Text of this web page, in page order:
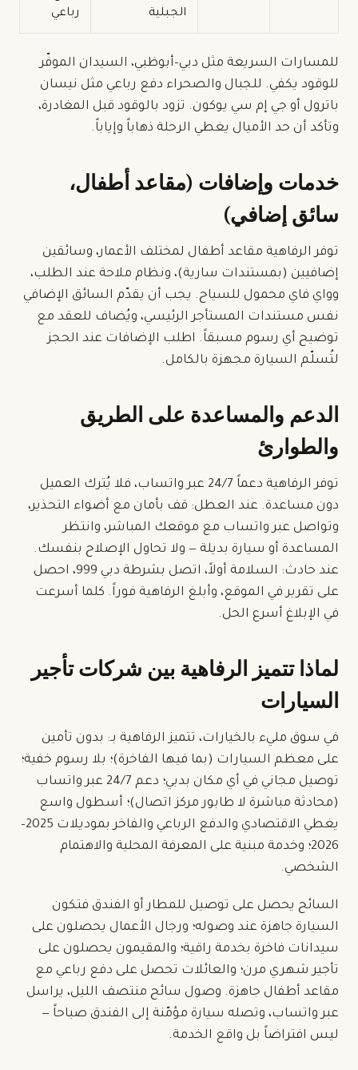
الجبلية
رباعي
للمسارات السريعة مثل دبي–أبوظبي، السيدان الموفّر
للوقود يكفي. للجبال والصحراء دفع رباعي مثل نيسان
باترول أو جي إم سي يوكون. تزود بالوقود قبل المغادرة،
وتأكد أن حد الأميال يغطي الرحلة ذهاباً وإياباً.
خدمات وإضافات (مقاعد أطفال،
سائق إضافي)
توفر الرفاهية مقاعد أطفال لمختلف الأعمار، وسائقين
إضافيين (بمستندات سارية)، ونظام ملاحة عند الطلب،
وواي فاي محمول للسياح. يجب أن يقدّم السائق الإضافي
نفس مستندات المستأجر الرئيسي، ويُضاف للعقد مع
توضيح أي رسوم مسبقاً. اطلب الإضافات عند الحجز
لتُسلّم السيارة مجهزة بالكامل.
الدعم والمساعدة على الطريق
والطوارئ
توفر الرفاهية دعماً 24/7 عبر واتساب، فلا يُترك العميل
دون مساعدة. عند العطل: قف بأمان مع أضواء التحذير،
وتواصل عبر واتساب مع موقعك المباشر، وانتظر
المساعدة أو سيارة بديلة — ولا تحاول الإصلاح بنفسك.
عند حادث: السلامة أولاً، اتصل بشرطة دبي 999، احصل
على تقرير في الموقع، وأبلغ الرفاهية فوراً. كلما أسرعت
في الإبلاغ أسرع الحل.
لماذا تتميز الرفاهية بين شركات تأجير
السيارات
في سوق مليء بالخيارات، تتميز الرفاهية بـ: بدون تأمين
على معظم السيارات (بما فيها الفاخرة)؛ بلا رسوم خفية؛
توصيل مجاني في أي مكان بدبي؛ دعم 24/7 عبر واتساب
(محادثة مباشرة لا طابور مركز اتصال)؛ أسطول واسع
يغطي الاقتصادي والدفع الرباعي والفاخر بموديلات 2025–
2026؛ وخدمة مبنية على المعرفة المحلية والاهتمام
الشخصي.
السائح يحصل على توصيل للمطار أو الفندق فتكون
السيارة جاهزة عند وصوله؛ ورجال الأعمال يحصلون على
سيدانات فاخرة بخدمة راقية؛ والمقيمون يحصلون على
تأجير شهري مرن؛ والعائلات تحصل على دفع رباعي مع
مقاعد أطفال جاهزة. وصول سائح منتصف الليل، يراسل
عبر واتساب، وتصله سيارة مؤمّنة إلى الفندق صباحاً —
ليس افتراضاً بل واقع الخدمة.